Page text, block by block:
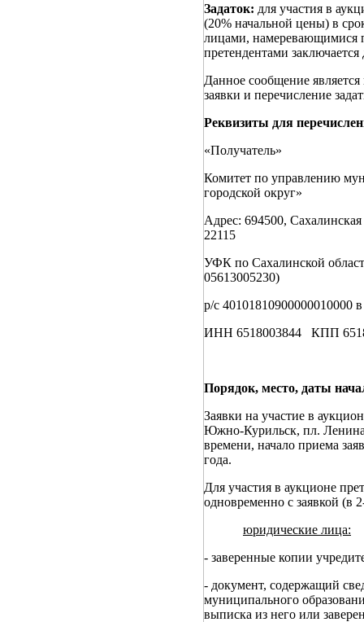
Задаток: для участия в
(20% начальной цены) в
лицами, намеревающимися
претендентами заключается
Данное сообщение
заявки и перечисление
Реквизиты для
«Получатель»
Комитет по управлению
городской округ»
Адрес: 694500,
22115
УФК по Сахалинской
05613005230)
р/с
ИНН 6518003844 КПП
Порядок, место, даты
Заявки на участие в
Южно-Курильск, пл.
времени, начало приема
года.
Для участия в аукционе
одновременно с заявкой (в
юридические лица:
- заверенные копии
- документ, содержащий
муниципального
выписка из него или